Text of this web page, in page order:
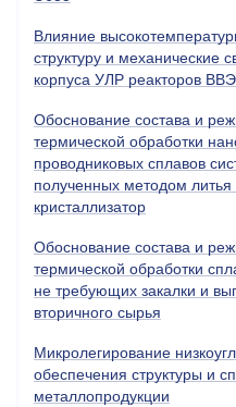
Влияние
структуру и механические
корпуса УЛР реакторов
Обоснование состава и
термической обработки
проводниковых сплавов
полученных методом литья
кристаллизатор
Обоснование состава и
термической обработки
не требующих закалки и
вторичного сырья
Микролегирование
обеспечения структуры и
металлопродукции